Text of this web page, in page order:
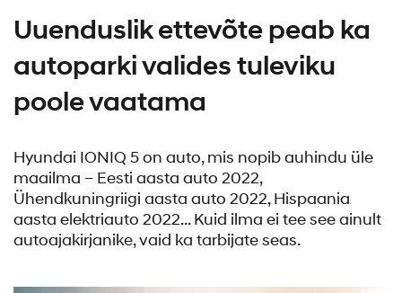
Uuenduslik ettevõte peab ka
autoparki valides tuleviku
poole vaatama
Hyundai IONIQ 5 on auto, mis nopib auhindu üle
maailma – Eesti aasta auto 2022,
Ühendkuningriigi aasta auto 2022, Hispaania
aasta elektriauto 2022... Kuid ilma ei tee see ainult
autoajakirjanike, vaid ka tarbijate seas.